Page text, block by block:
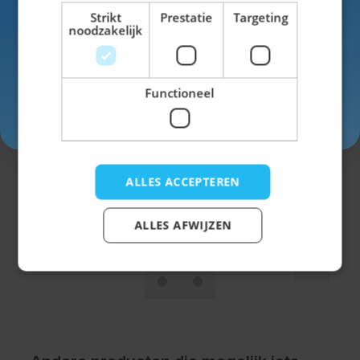
Oktoberfest Bierhoed
Niet op voorraad
Strikt
noodzakelijk
Prestatie Targeting
Functioneel
ALLES ACCEPTEREN
ALLES AFWIJZEN
Voor- en achternaam
Inschrijven